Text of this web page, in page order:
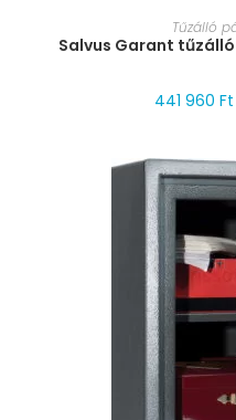
MÉRET
Tűzálló
Salvus Garant
441 960 Ft